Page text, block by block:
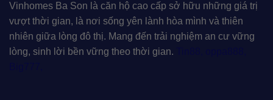
Vinhomes Ba Son là căn hộ cao cấp sở hữu những giá trị
vượt thời gian, là nơi sống yên lành hòa mình và thiên
nhiên giữa lòng đô thị. Mang đến trải nghiệm an cư vững
lòng, sinh lời bền vững theo thời gian.